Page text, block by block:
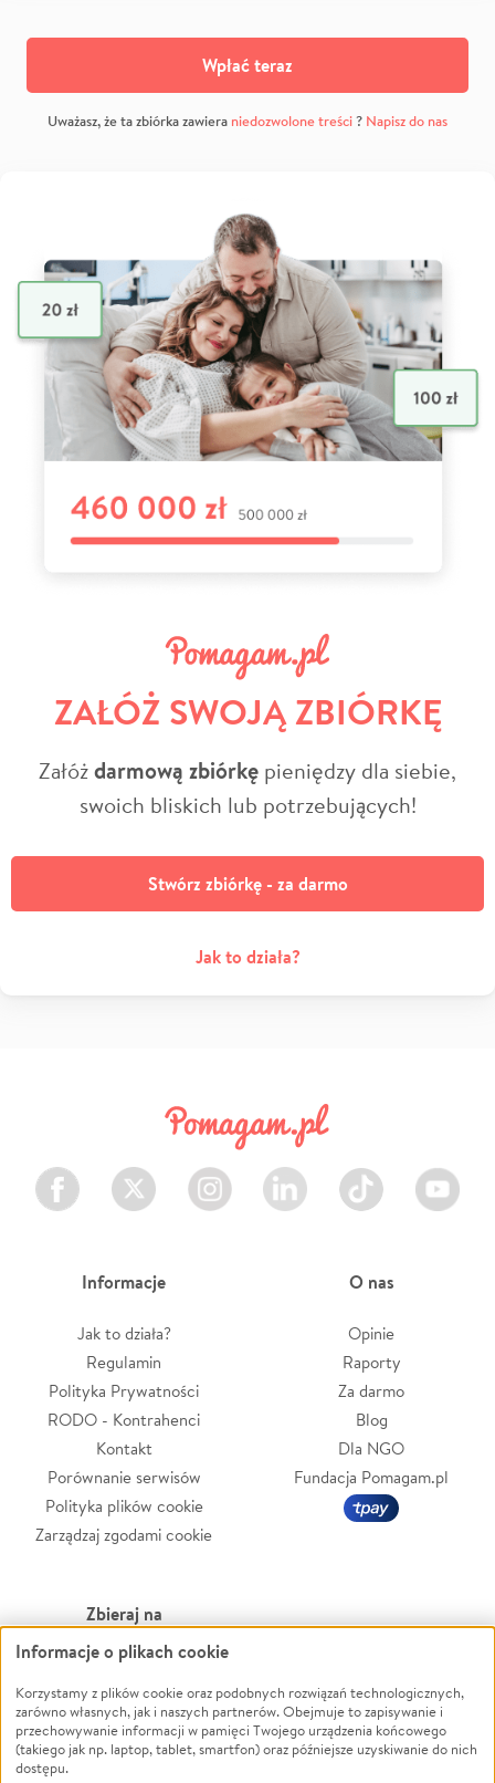
Wpłać teraz
Uważasz, że ta zbiórka zawiera niedozwolone treści? Napisz do nas
ZAŁÓŻ SWOJĄ ZBIÓRKĘ
Załóżdarmową zbiórkę pieniędzy dla siebie,
swoich bliskich lub potrzebujących!
Stwórz zbiórkę - za darmo
Jak to działa?
Facebook Twitter Instagram LinkedIn TikTok Youtube
Informacje
Jak to działa?
Regulamin
Polityka Prywatności
RODO - Kontrahenci
Kontakt
Porównanie serwisów
Polityka plików cookie
Zarządzaj zgodami cookie
O nas
Opinie
Raporty
Za darmo
Blog
Dla NGO
Fundacja Pomagam.pl
Zbieraj na
Leczenie
Zwierzęta
Pożar
Ukraina
Powódź
Wichura
NGO
Informacje o plikach cookie
Korzystamy z plików cookie oraz podobnych rozwiązań technologicznych,
zarówno własnych, jak i naszych partnerów. Obejmuje to zapisywanie i
przechowywanie informacji w pamięci Twojego urządzenia końcowego
(takiego jak np. laptop, tablet, smartfon) oraz późniejsze uzyskiwanie do nich
dostępu.